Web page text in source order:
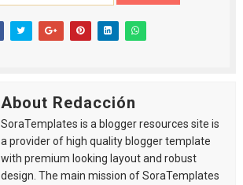
About Redacción
SoraTemplates is a blogger resources site is
a provider of high quality blogger template
with premium looking layout and robust
design. The main mission of SoraTemplates